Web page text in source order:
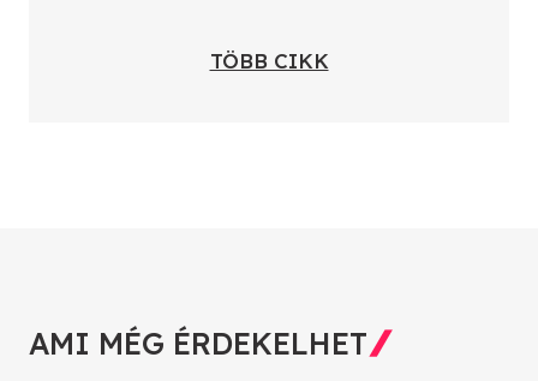
TÖBB CIKK
AMI MÉG ÉRDEKELHET